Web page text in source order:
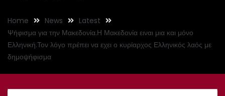
Home News
Latest
Ψήφισμα για την Μακεδονία.Η Μακεδονία ειναι μια και μόνο
Ελληνική.Τον λόγο πρέπει να εχει ο κυρίαρχος Ελληνικός λαός με
δημοψήφισμα